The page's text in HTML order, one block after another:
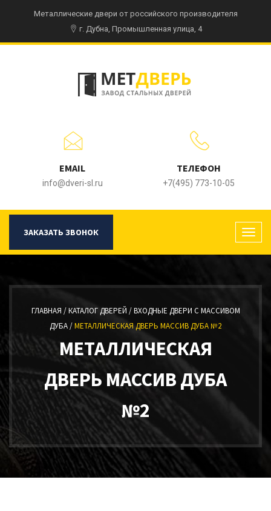
Металлические двери от российского производителя
г. Дубна, Промышленная улица, 4
EMAIL
info@dveri-sl.ru
ТЕЛЕФОН
+7(495) 773-10-05
ЗАКАЗАТЬ ЗВОНОК
ГЛАВНАЯ /КАТАЛОГ ДВЕРЕЙ /ВХОДНЫЕ ДВЕРИ С МАССИВОМ
ДУБА /МЕТАЛЛИЧЕСКАЯ ДВЕРЬ МАССИВ ДУБА №2
МЕТАЛЛИЧЕСКАЯ
ДВЕРЬ МАССИВ ДУБА
№2